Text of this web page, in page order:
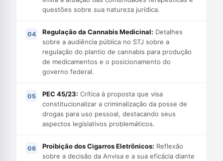
questões sobre sua natureza jurídica.
Regulação da Cannabis Medicinal: Detalhes
sobre a audiência pública no STJ sobre a
regulação do plantio de cannabis para produção
de medicamentos e o posicionamento do
governo federal.
PEC 45/23: Crítica à proposta que visa
constitucionalizar a criminalização da posse de
drogas para uso pessoal, destacando seus
aspectos legislativos problemáticos.
Proibição dos Cigarros Eletrônicos: Reflexão
sobre a decisão da Anvisa e a sua eficácia diante